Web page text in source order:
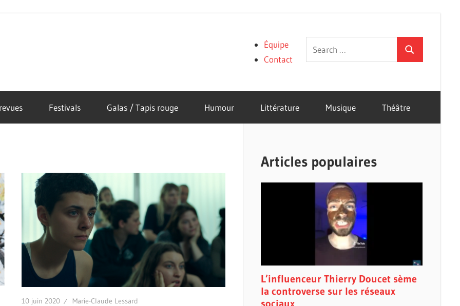
Search
for:
Search
Équipe
Contact
Festivals Galas / Tapis rouge Humour Littérature Musique Théâtre
10 juin 2020 Marie-Claude Lessard
Articles populaires